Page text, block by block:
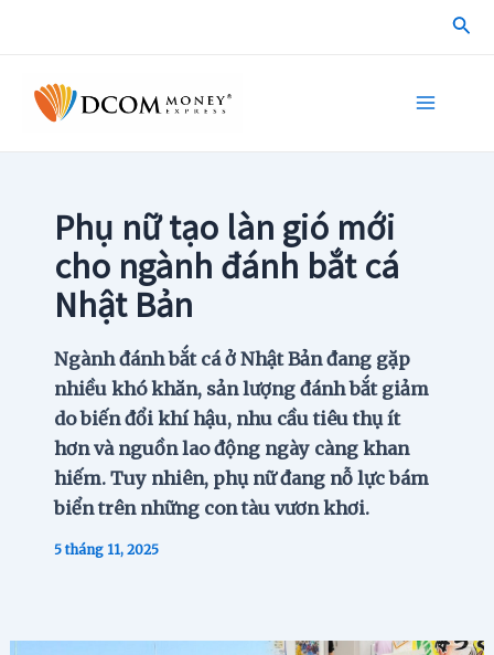
Phụ nữ tạo làn gió mới
cho ngành đánh bắt cá
Nhật Bản
Ngành đánh bắt cá ở Nhật Bản đang gặp
nhiều khó khăn, sản lượng đánh bắt giảm
do biến đổi khí hậu, nhu cầu tiêu thụ ít
hơn và nguồn lao động ngày càng khan
hiếm. Tuy nhiên, phụ nữ đang nỗ lực bám
biển trên những con tàu vươn khơi.
5 tháng 11, 2025